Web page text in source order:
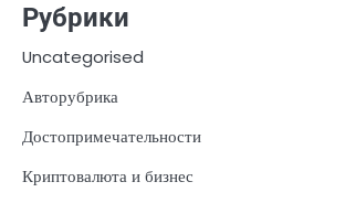
Рубрики
Uncategorised
Авторубрика
Достопримечательности
Криптовалюта и бизнес